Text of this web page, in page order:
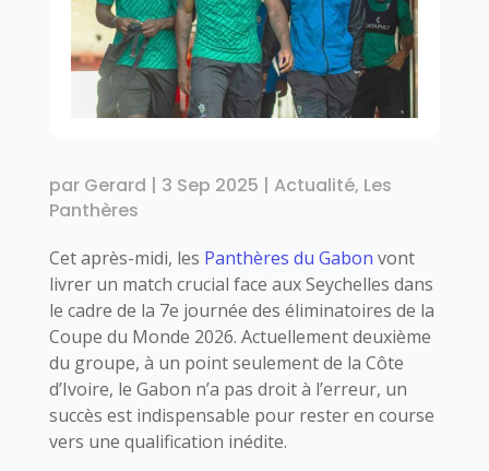
par Gerard | 3 Sep 2025 | Actualité, Les
Panthères
Cet après-midi, les Panthères du Gabon vont
livrer un match crucial face aux Seychelles dans
le cadre de la 7e journée des éliminatoires de la
Coupe du Monde 2026. Actuellement deuxième
du groupe, à un point seulement de la Côte
d’Ivoire, le Gabon n’a pas droit à l’erreur, un
succès est indispensable pour rester en course
vers une qualification inédite.